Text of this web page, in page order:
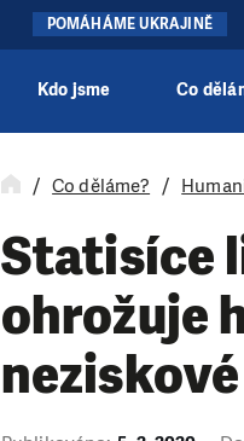
POMÁHÁME UKRAJINĚ
Kdo jsme Co
Co děláme?
Statisíce
ohrožuje